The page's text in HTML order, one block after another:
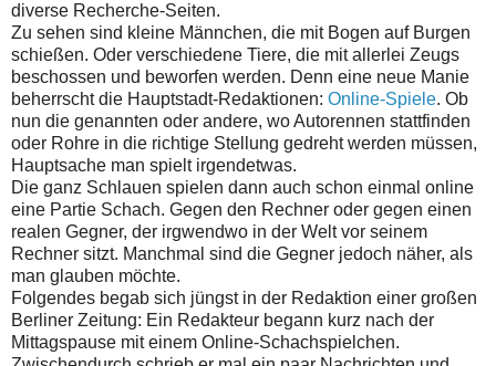
diverse Recherche-Seiten.
Zu sehen sind kleine Männchen, die mit Bogen auf Burgen
schießen. Oder verschiedene Tiere, die mit allerlei Zeugs
beschossen und beworfen werden. Denn eine neue Manie
beherrscht die Hauptstadt-Redaktionen: Online-Spiele. Ob
nun die genannten oder andere, wo Autorennen stattfinden
oder Rohre in die richtige Stellung gedreht werden müssen,
Hauptsache man spielt irgendetwas.
Die ganz Schlauen spielen dann auch schon einmal online
eine Partie Schach. Gegen den Rechner oder gegen einen
realen Gegner, der irgwendwo in der Welt vor seinem
Rechner sitzt. Manchmal sind die Gegner jedoch näher, als
man glauben möchte.
Folgendes begab sich jüngst in der Redaktion einer großen
Berliner Zeitung: Ein Redakteur begann kurz nach der
Mittagspause mit einem Online-Schachspielchen.